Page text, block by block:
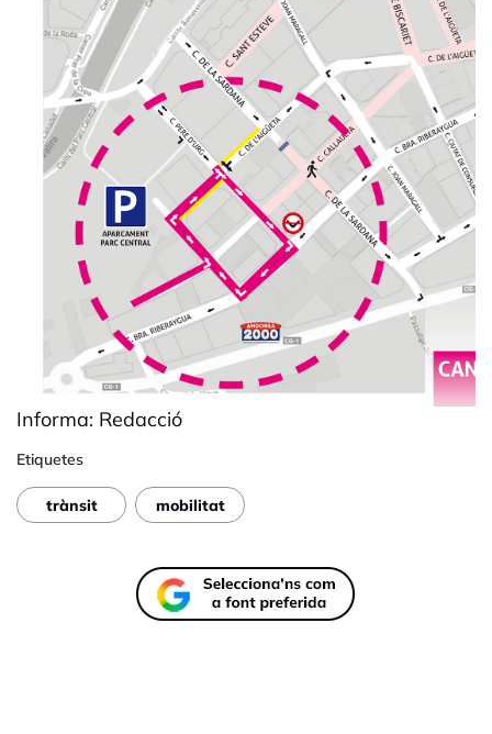
Informa: Redacció
Etiquetes
trànsit mobilitat